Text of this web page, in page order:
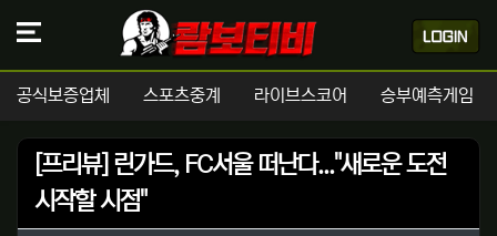
공식보증업체 스포츠중계 라이브스코어 승부예측게임
[프리뷰] 린가드, FC서울 떠난다..."새로운 도전
시작할 시점"